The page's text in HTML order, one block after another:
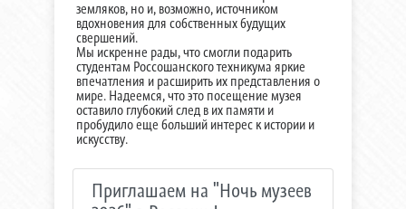
земляков, но и, возможно, источником
вдохновения для собственных будущих
свершений.
Мы искренне рады, что смогли подарить
студентам Россошанского техникума яркие
впечатления и расширить их представления о
мире. Надеемся, что это посещение музея
оставило глубокий след в их памяти и
пробудило еще больший интерес к истории и
искусству.
Приглашаем на "Ночь музеев